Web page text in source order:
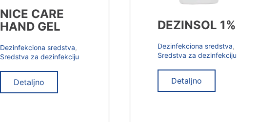
NICE CARE
HAND GEL
Dezinfekciona sredstva,
Sredstva za dezinfekciju
Detaljno
DEZINSOL 1%
Dezinfekciona sredstva,
Sredstva za dezinfekciju
Detaljno